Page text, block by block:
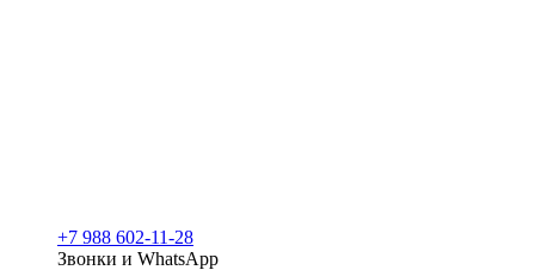
+7 988 602-11-28
Звонки и WhatsApp